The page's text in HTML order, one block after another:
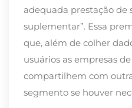
adequada prestação de
suplementar”. Essa
que, além de colher
usuários as empresas
compartilhem com
segmento se houver